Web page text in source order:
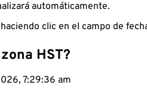
automáticamente.
clic en el campo de
HST?
7:29:37 am